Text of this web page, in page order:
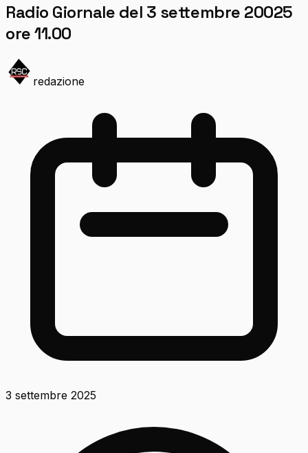
Radio Giornale del 3 settembre 20025
ore 11.00
redazione
3 settembre 2025